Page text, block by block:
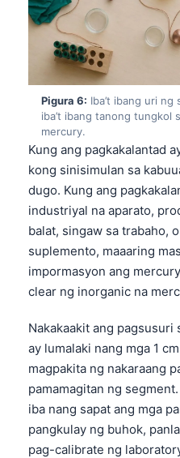
Pigura 6: Iba’t ibang uri
iba’t ibang tanong tungkol
mercury.
Kung ang pagkakalantad
kong sinisimulan sa
dugo. Kung ang
industriyal na aparato,
balat, singaw sa trabaho,
suplemento, maaaring
impormasyon ang
clear ng inorganic na
Nakakaakit ang
ay lumalaki nang mga 1
magpakita ng nakaraang
pamamagitan ng
iba nang sapat ang mga
pangkulay ng buhok,
pag-calibrate ng
Հայերեն
Íslenska
Српски језик
Svenska
Bosanski
Eesti
日本語
Čeština
ქართული
Русский
Lietuvių kalba
Polski
한국어
Slovenščina
Magyar
Shqip